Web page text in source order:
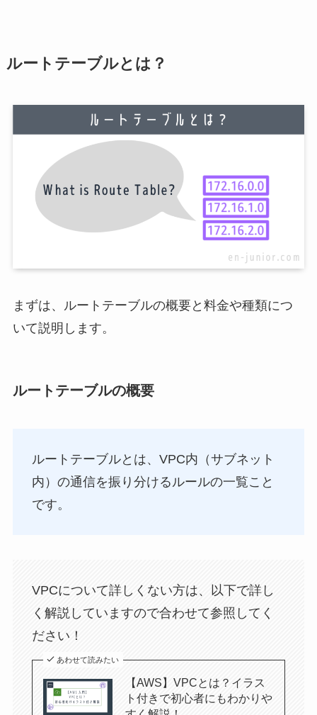
ルートテーブルとは？
まずは、ルートテーブルの概要と料金や種類につ
いて説明します。
ルートテーブルの概要
ルートテーブルとは、VPC内（サブネット
内）の通信を振り分けるルールの一覧こと
です。
VPCについて詳しくない方は、以下で詳し
く解説していますので合わせて参照してく
ださい！
あわせて読みたい
【AWS】VPCとは？イラス
ト付きで初心者にもわかりや